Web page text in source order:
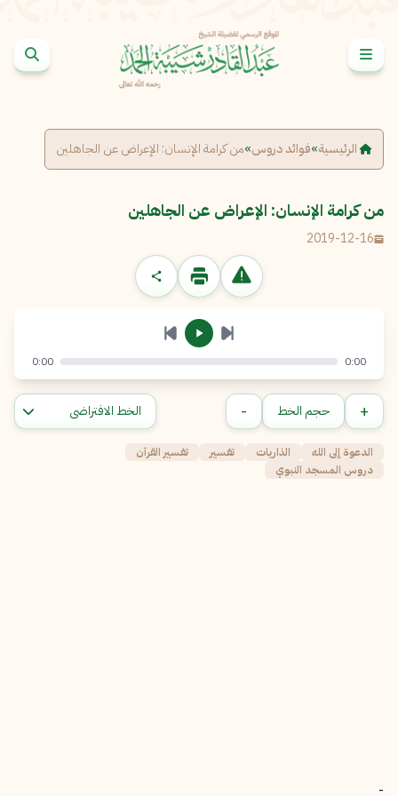
الرئيسية»فوائد دروس»من كرامة الإنسان: الإعراض عن الجاهلين
من كرامة الإنسان: الإعراض عن الجاهلين
2019-12-16
الإبلاغ عن مشكلة
الرسالة
إرسال إلغاء
0:00
0:00
+ حجم الخط -
الدعوة إلى الله الذاريات تفسير
تفسير القرآن
دروس المسجد النبوي
-